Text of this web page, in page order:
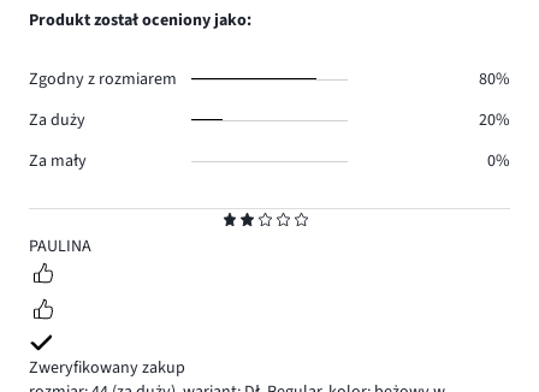
2
PAULINA
Zweryfikowany zakup
Produkt został oceniony jako:
Zgodny z rozmiarem
80%
Za duży
20%
Za mały
0%